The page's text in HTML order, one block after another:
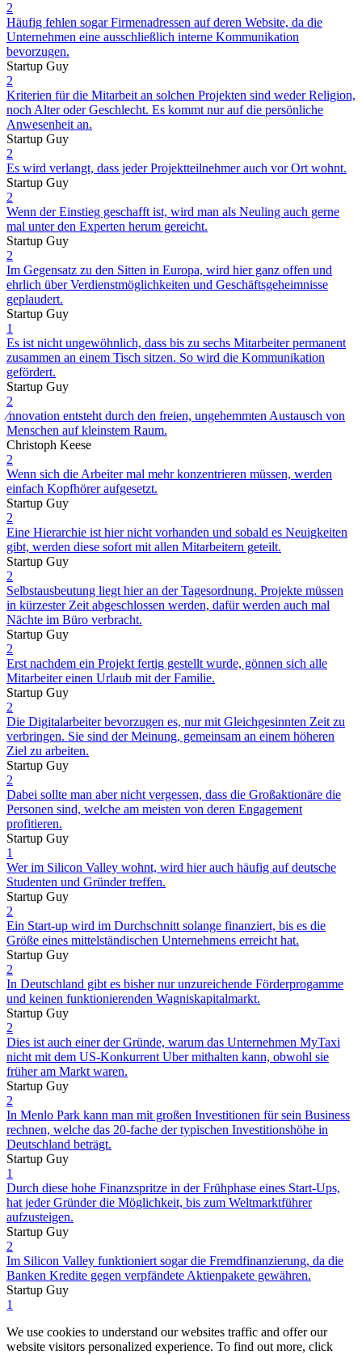
2
Häufig fehlen sogar Firmenadressen auf deren Website, da die
Unternehmen eine ausschließlich interne Kommunikation
bevorzugen.
Startup Guy
2
Kriterien für die Mitarbeit an solchen Projekten sind weder Religion,
noch Alter oder Geschlecht. Es kommt nur auf die persönliche
Anwesenheit an.
Startup Guy
2
Es wird verlangt, dass jeder Projektteilnehmer auch vor Ort wohnt.
Startup Guy
2
Wenn der Einstieg geschafft ist, wird man als Neuling auch gerne
mal unter den Experten herum gereicht.
Startup Guy
2
Im Gegensatz zu den Sitten in Europa, wird hier ganz offen und
ehrlich über Verdienstmöglichkeiten und Geschäftsgeheimnisse
geplaudert.
Startup Guy
1
Es ist nicht ungewöhnlich, dass bis zu sechs Mitarbeiter permanent
zusammen an einem Tisch sitzen. So wird die Kommunikation
gefördert.
Startup Guy
2
⁄nnovation entsteht durch den freien, ungehemmten Austausch von
Menschen auf kleinstem Raum.
Christoph Keese
2
Wenn sich die Arbeiter mal mehr konzentrieren müssen, werden
einfach Kopfhörer aufgesetzt.
Startup Guy
2
Eine Hierarchie ist hier nicht vorhanden und sobald es Neuigkeiten
gibt, werden diese sofort mit allen Mitarbeitern geteilt.
Startup Guy
2
Selbstausbeutung liegt hier an der Tagesordnung. Projekte müssen
in kürzester Zeit abgeschlossen werden, dafür werden auch mal
Nächte im Büro verbracht.
Startup Guy
2
Erst nachdem ein Projekt fertig gestellt wurde, gönnen sich alle
Mitarbeiter einen Urlaub mit der Familie.
Startup Guy
2
Die Digitalarbeiter bevorzugen es, nur mit Gleichgesinnten Zeit zu
verbringen. Sie sind der Meinung, gemeinsam an einem höheren
Ziel zu arbeiten.
Startup Guy
2
Dabei sollte man aber nicht vergessen, dass die Großaktionäre die
Personen sind, welche am meisten von deren Engagement
profitieren.
Startup Guy
1
Wer im Silicon Valley wohnt, wird hier auch häufig auf deutsche
Studenten und Gründer treffen.
Startup Guy
2
Ein Start-up wird im Durchschnitt solange finanziert, bis es die
Größe eines mittelständischen Unternehmens erreicht hat.
Startup Guy
2
In Deutschland gibt es bisher nur unzureichende Förderprogamme
und keinen funktionierenden Wagniskapitalmarkt.
Startup Guy
2
Dies ist auch einer der Gründe, warum das Unternehmen MyTaxi
nicht mit dem US-Konkurrent Uber mithalten kann, obwohl sie
früher am Markt waren.
Startup Guy
2
In Menlo Park kann man mit großen Investitionen für sein Business
rechnen, welche das 20-fache der typischen Investitionshöhe in
Deutschland beträgt.
Startup Guy
1
Durch diese hohe Finanzspritze in der Frühphase eines Start-Ups,
hat jeder Gründer die Möglichkeit, bis zum Weltmarktführer
aufzusteigen.
Startup Guy
2
Im Silicon Valley funktioniert sogar die Fremdfinanzierung, da die
Banken Kredite gegen verpfändete Aktienpakete gewähren.
Startup Guy
1
We use cookies to understand our websites traffic and offer our
website visitors personalized experience. To find out more, click